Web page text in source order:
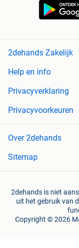
2dehands Zakelijk
Help en info
Privacyverklaring
Privacyvoorkeuren
Over 2dehands
Sitemap
2dehands is niet
uit het gebruik van
Copyright © 2026